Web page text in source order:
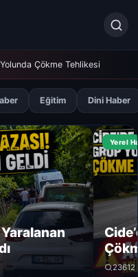
Çökme Tehlikesi
Eğitim Dini Haber
Yerel
23612